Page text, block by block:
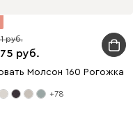
Молсон 160 Рогожка
+78